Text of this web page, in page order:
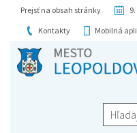
Prejsť na obsah stránky
Kontakty
Mobilná
Hľadaj...